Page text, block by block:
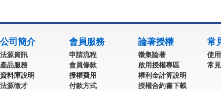
公司簡介
法源資訊
產品服務
資料庫說明
法源徵才
會員服務
申請流程
會員條款
授權費用
付款方式
論著授權
徵集論著
啟用授權專區
權利金計算說明
授權合約書下載
常
使
常